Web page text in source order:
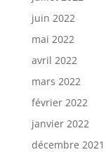
juin 2022
mai 2022
avril 2022
mars 2022
février 2022
janvier 2022
décembre 2021